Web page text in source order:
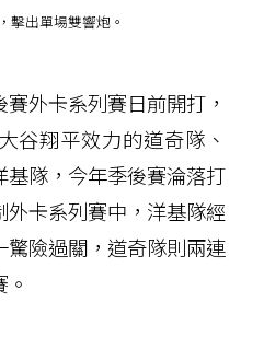
擊出單場雙響炮。
外卡系列賽日前開打，
谷翔平效力的道奇隊、
基隊，今年季後賽淪落打
卡系列賽中，洋基隊經
險過關，道奇隊則兩連